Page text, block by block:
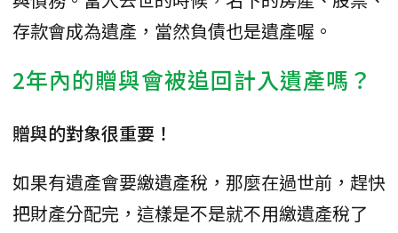
存款會成為遺產，當然負債也是遺產喔。
2年內的贈與會被追回計入遺產嗎？
贈與的對象很重要！
如果有遺產會要繳遺產稅，那麼在過世前，趕快
把財產分配完，這樣是不是就不用繳遺產稅了